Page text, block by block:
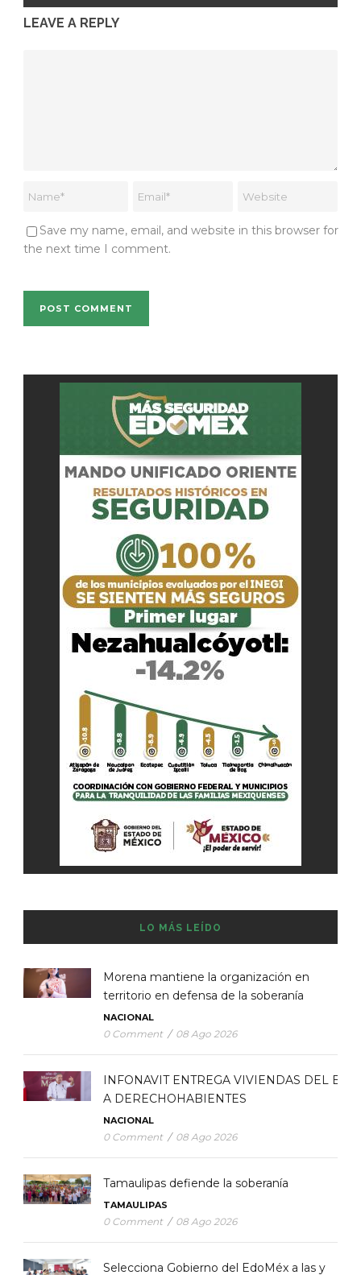
LEAVE A REPLY
Save my name, email, and website in this browser for
the next time I comment.
LO MÁS LEÍDO
Morena mantiene la organización en
territorio en defensa de la soberanía
NACIONAL
0 Comment / 08 Ago 2026
INFONAVIT ENTREGA VIVIENDAS DEL
A DERECHOHABIENTES
NACIONAL
0 Comment / 08 Ago 2026
Tamaulipas defiende la soberanía
TAMAULIPAS
0 Comment / 08 Ago 2026
Selecciona Gobierno del EdoMéx a las y